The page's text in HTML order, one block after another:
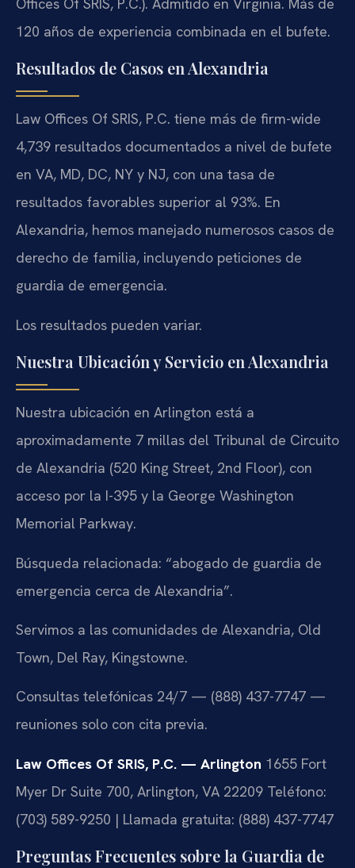
120 años de experiencia combinada en el bufete.
Resultados de Casos en Alexandria
Law Offices Of SRIS, P.C. tiene más de firm-wide
4,739 resultados documentados a nivel de bufete
en VA, MD, DC, NY y NJ, con una tasa de
resultados favorables superior al 93%. En
Alexandria, hemos manejado numerosos casos de
derecho de familia, incluyendo peticiones de
guardia de emergencia.
Los resultados pueden variar.
Nuestra Ubicación y Servicio en Alexandria
Nuestra ubicación en Arlington está a
aproximadamente 7 millas del Tribunal de Circuito
de Alexandria (520 King Street, 2nd Floor), con
acceso por la I-395 y la George Washington
Memorial Parkway.
Búsqueda relacionada: “abogado de guardia de
emergencia cerca de Alexandria”.
Servimos a las comunidades de Alexandria, Old
Town, Del Ray, Kingstowne.
Consultas telefónicas 24/7 — (888) 437-7747 —
reuniones solo con cita previa.
Law Offices Of SRIS, P.C. — Arlington 1655 Fort
Myer Dr Suite 700, Arlington, VA 22209 Teléfono:
(703) 589-9250 | Llamada gratuita: (888) 437-7747
Preguntas Frecuentes sobre la Guardia de